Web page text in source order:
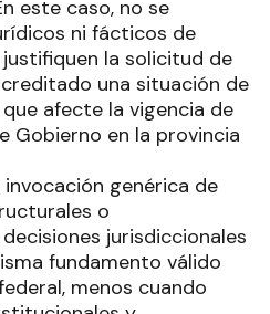
este caso, no se
ni fácticos de
la solicitud de
una situación de
afecte la vigencia de
Gobierno en la provincia
invocación genérica de
o
jurisdiccionales
fundamento válido
menos cuando